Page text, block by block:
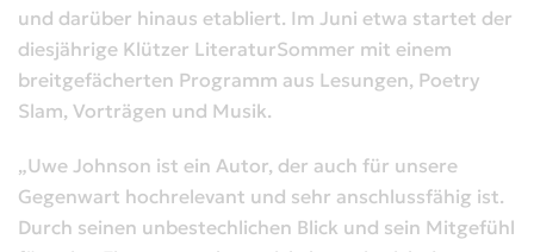
und darüber hinaus etabliert. Im Juni etwa startet der
diesjährige Klützer LiteraturSommer mit einem
breitgefächerten Programm aus Lesungen, Poetry
Slam, Vorträgen und Musik.
„Uwe Johnson ist ein Autor, der auch für unsere
Gegenwart hochrelevant und sehr anschlussfähig ist.
Durch seinen unbestechlichen Blick und sein Mitgefühl